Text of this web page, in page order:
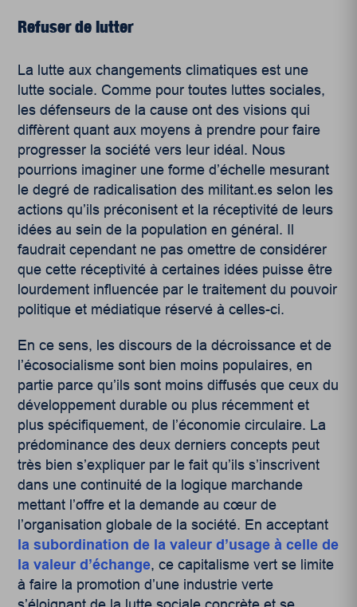
Refuser de lutter
La lutte aux changements climatiques est une
lutte sociale. Comme pour toutes luttes sociales,
les défenseurs de la cause ont des visions qui
diffèrent quant aux moyens à prendre pour faire
progresser la société vers leur idéal. Nous
pourrions imaginer une forme d’échelle mesurant
le degré de radicalisation des militant.es selon les
actions qu’ils préconisent et la réceptivité de leurs
idées au sein de la population en général. Il
faudrait cependant ne pas omettre de considérer
que cette réceptivité à certaines idées puisse être
lourdement influencée par le traitement du pouvoir
politique et médiatique réservé à celles-ci.
En ce sens, les discours de la décroissance et de
l’écosocialisme sont bien moins populaires, en
partie parce qu’ils sont moins diffusés que ceux du
développement durable ou plus récemment et
plus spécifiquement, de l’économie circulaire. La
prédominance des deux derniers concepts peut
très bien s’expliquer par le fait qu’ils s’inscrivent
dans une continuité de la logique marchande
mettant l’offre et la demande au cœur de
l’organisation globale de la société. En acceptant
la subordination de la valeur d’usage à celle de
la valeur d’échange, ce capitalisme vert se limite
à faire la promotion d’une industrie verte